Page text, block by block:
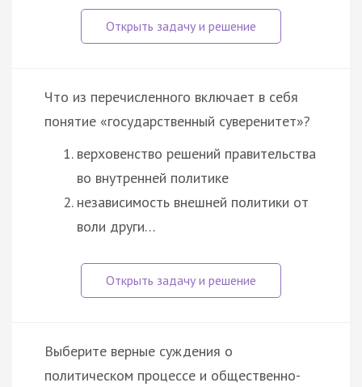
Что из перечисленного включает в себя
понятие «государственный суверенитет»?
верховенство решений правительства
во внутренней политике
независимость внешней политики от
воли други…
Выберите верные суждения о
политическом процессе и общественно-